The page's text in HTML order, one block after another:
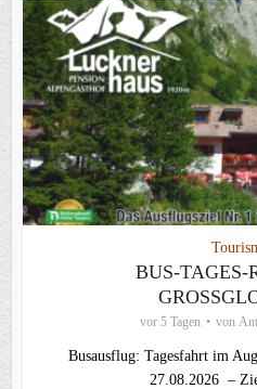
BUS-TAGES-
vor 5 Tagen von
Busausflug: Tagesfahrt im
27.08.2026 –